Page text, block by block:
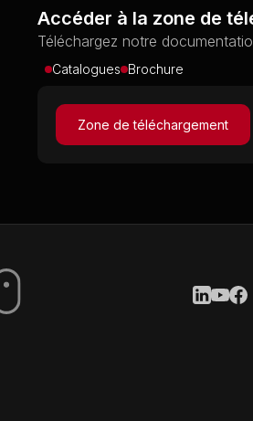
Accéder à la zone de
Téléchargez notre
Catalogues Brochure
Zone de téléchargement